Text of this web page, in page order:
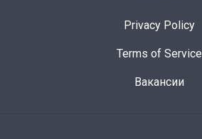
Privacy Policy
Terms of Service
Вакансии